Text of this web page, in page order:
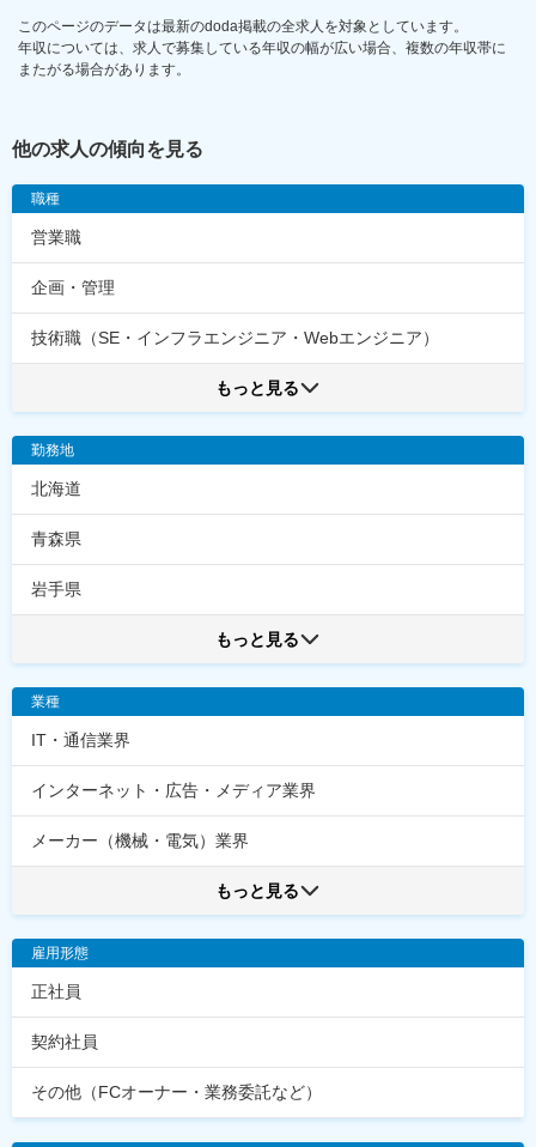
このページのデータは最新のdoda掲載の全求人を対象としています。
年収については、求人で募集している年収の幅が広い場合、複数の年収帯に
またがる場合があります。
他の求人の傾向を見る
職種
営業職
企画・管理
技術職（SE・インフラエンジニア・Webエンジニア）
もっと見る
勤務地
北海道
青森県
岩手県
もっと見る
業種
IT・通信業界
インターネット・広告・メディア業界
メーカー（機械・電気）業界
もっと見る
雇用形態
正社員
契約社員
その他（FCオーナー・業務委託など）